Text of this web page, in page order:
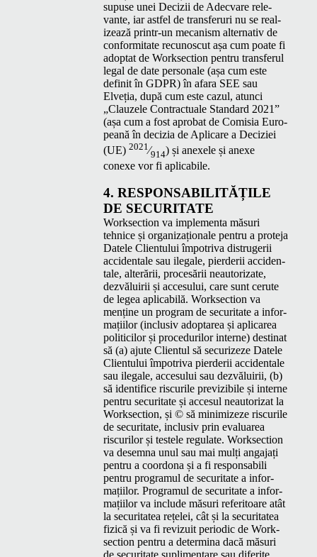
supuse unei Decizii de Adec­vare rel­e­
vante, iar ast­fel de trans­fer­uri nu se real­
izează printr-un mecan­ism alter­na­tiv de
con­for­mi­tate recunos­cut așa cum poate fi
adop­tat de Work­sec­tion pen­tru trans­fer­ul
legal de date per­son­ale (așa cum este
definit în GDPR) în afara SEE sau
Elveția, după cum este cazul, atun­ci
„Clauzele Con­trac­tuale Stan­dard 2021”
(așa cum a fost apro­bat de Comisia Euro­
peană în decizia de Apli­care a Deciziei
(UE) 2021 ⁄914) și anex­ele și anexe
conexe vor fi aplicabile.
4. RESPON­S­ABIL­ITĂȚILE
DE SECURITATE
Work­sec­tion va imple­men­ta măsuri
tehnice și orga­ni­za­ționale pen­tru a pro­te­ja
Datele Clien­tu­lui împotri­va dis­trugerii
acci­den­tale sau ile­gale, pierderii acci­den­
tale, alterării, pro­cesării neau­tor­izate,
dezvăluirii și acce­su­lui, care sunt cerute
de leg­ea aplic­a­bilă. Work­sec­tion va
menține un pro­gram de secu­ri­tate a infor­
mați­ilor (inclu­siv adoptarea și apli­carea
politi­cilor și pro­ce­durilor interne) des­ti­nat
să (a) ajute Clien­tul să secur­izeze Datele
Clien­tu­lui împotri­va pierderii acci­den­tale
sau ile­gale, acce­su­lui sau dezvăluirii, (b)
să iden­ti­fice riscurile pre­viz­ibile și interne
pen­tru secu­ri­tate și acce­sul neau­tor­izat la
Work­sec­tion, și © să min­i­mizeze riscurile
de secu­ri­tate, inclu­siv prin eval­u­area
riscurilor și testele reg­u­late. Work­sec­tion
va desem­na unul sau mai mulți anga­jați
pen­tru a coor­dona și a fi respon­s­abili
pen­tru pro­gra­mul de secu­ri­tate a infor­
mați­ilor. Pro­gra­mul de secu­ri­tate a infor­
mați­ilor va include măsuri refer­i­toare atât
la secu­ri­tatea rețelei, cât și la secu­ri­tatea
fiz­ică și va fi revizuit peri­od­ic de Work­
sec­tion pen­tru a deter­mi­na dacă măsuri
de secu­ri­tate supli­menta­re sau diferite